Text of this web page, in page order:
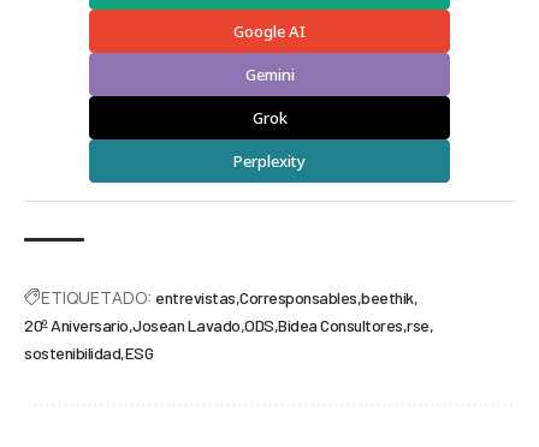
Google AI
Gemini
Grok
Perplexity
ETIQUETADO: entrevistas Corresponsables beethik
20º Aniversario Josean Lavado ODS Bidea Consultores rse
sostenibilidad ESG